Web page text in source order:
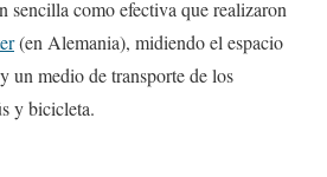
sencilla como efectiva que realizaron
(en Alemania), midiendo el espacio
un medio de transporte de los
y bicicleta.